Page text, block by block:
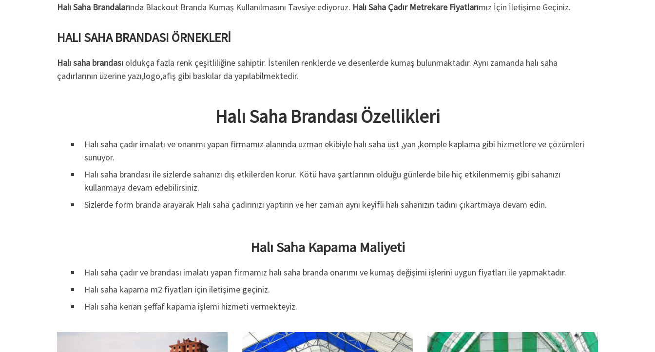
Halı Saha Brandalarında Blackout Branda Kumaş Kullanılmasını Tavsiye ediyoruz. Halı Saha Çadır Metrekare Fiyatlarımız İçin İletişime Geçiniz.
HALI SAHA BRANDASI ÖRNEKLERİ
Halı saha brandası oldukça fazla renk çeşitliliğine sahiptir. İstenilen renklerde ve desenlerde kumaş bulunmaktadır. Aynı zamanda halı saha
çadırlarının üzerine yazı,logo,afiş gibi baskılar da yapılabilmektedir.
Halı Saha Brandası Özellikleri
Halı saha çadır imalatı ve onarımı yapan firmamız alanında uzman ekibiyle halı saha üst ,yan ,komple kaplama gibi hizmetlere ve çözümleri
sunuyor.
Halı saha brandası ile sizlerde sahanızı dış etkilerden korur. Kötü hava şartlarının olduğu günlerde bile hiç etkilenmemiş gibi sahanızı
kullanmaya devam edebilirsiniz.
Sizlerde form branda arayarak Halı saha çadırınızı yaptırın ve her zaman aynı keyifli halı sahanızın tadını çıkartmaya devam edin.
Halı Saha Kapama Maliyeti
Halı saha çadır ve brandası imalatı yapan firmamız halı saha branda onarımı ve kumaş değişimi işlerini uygun fiyatları ile yapmaktadır.
Halı saha kapama m2 fiyatları için iletişime geçiniz.
Halı saha kenarı şeffaf kapama işlemi hizmeti vermekteyiz.